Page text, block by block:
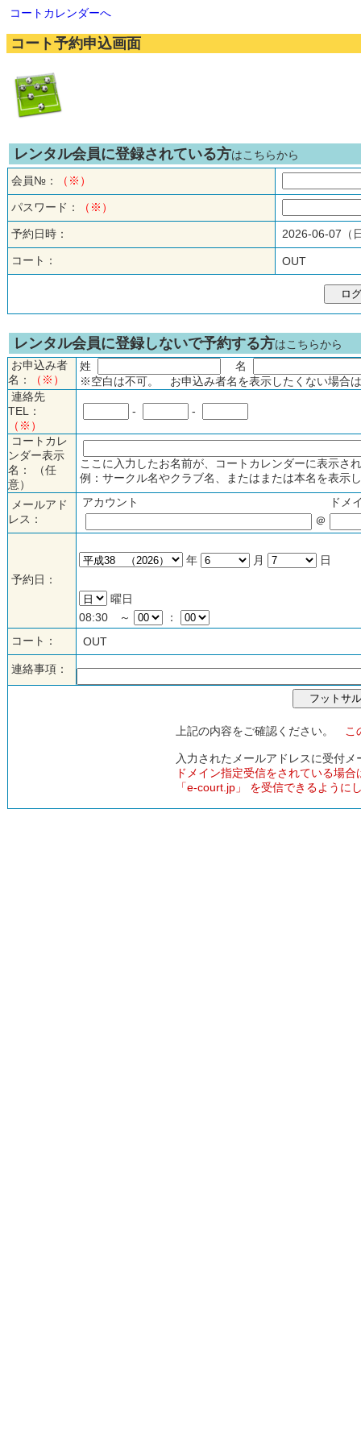
コートカレンダーへ
コート予約申込画面
レンタル会員に登録されている方はこちらから
会員№：
（※）
パスワード： （※）
予約日時： 2026-06-07
コート： OUT
レンタル会員に登録しないで予約する方はこちらから
お申込み者
名：
（※）
姓
名
※空白は不可。 お申込み者名を表示したくない場合
連絡先
TEL：
（※）
- -
コートカレ
ンダー表示
名： （任
意）
ここに入力したお名前が、コートカレンダーに表示
例：サークル名やクラブ名、またはまたは本名を表示
メールアド
レス：
アカウント
ドメ
＠
予約日：
年 月 日
曜日
08:30 ～
：
コート：
OUT
連絡事項：
上記の内容をご確認ください。 こ
入力されたメールアドレスに受付
ドメイン指定受信をされている場合
「e-court.jp」 を受信できるように